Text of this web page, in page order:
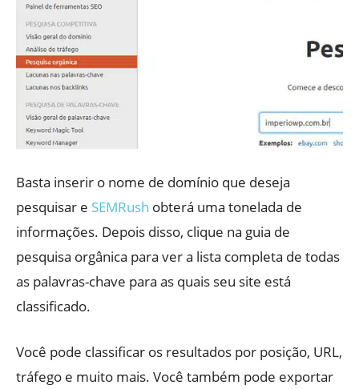
Basta inserir o nome de domínio que deseja
pesquisar e SEMRush obterá uma tonelada de
informações. Depois disso, clique na guia de
pesquisa orgânica para ver a lista completa de todas
as palavras-chave para as quais seu site está
classificado.
Você pode classificar os resultados por posição, URL,
tráfego e muito mais. Você também pode exportar